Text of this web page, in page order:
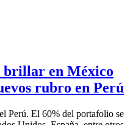
brillar en México
rubro en Perú
Perú. El 60% del portafolio se